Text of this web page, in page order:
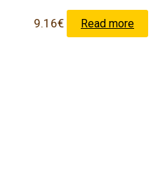
9.16€ Read more